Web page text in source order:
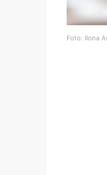
Foto: Ilona